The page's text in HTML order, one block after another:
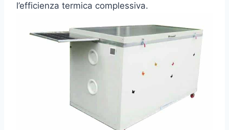
l’efficienza termica complessiva.